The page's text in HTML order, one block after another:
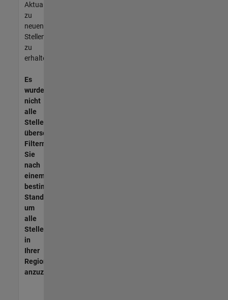
Aktualisierungen
zu
neuen
Stellenangeboten
zu
erhalten.
Es
wurden
nicht
alle
Stellen
übersetzt.
Filtern
Sie
nach
einem
bestimmten
Standort,
um
alle
Stellenangebote
in
Ihrer
Region
anzuzeigen.